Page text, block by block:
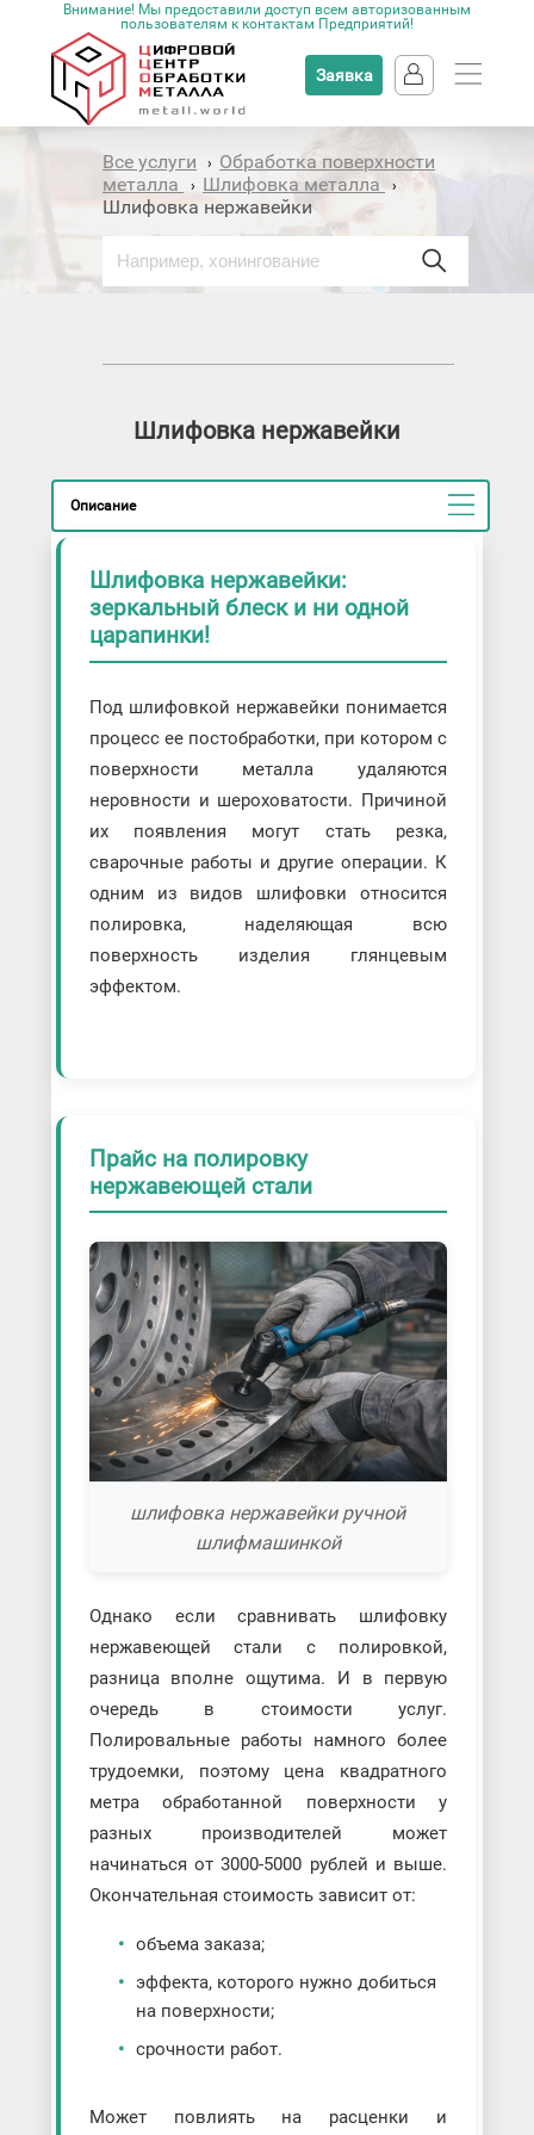
Внимание! Мы предоставили доступ всем авторизованным
пользователям к контактам Предприятий!
Заявка
Все услуги › Обработка поверхности
металла
› Шлифовка металла›
Шлифовка нержавейки
Шлифовка нержавейки
Описание
Шлифовка нержавейки:
зеркальный блеск и ни одной
царапинки!
Под шлифовкой нержавейки понимается
процесс ее постобработки, при котором с
поверхности металла удаляются
неровности и шероховатости. Причиной
их появления могут стать резка,
сварочные работы и другие операции. К
одним из видов шлифовки относится
полировка, наделяющая всю
поверхность изделия глянцевым
эффектом.
Прайс на полировку
нержавеющей стали
шлифовка нержавейки ручной
шлифмашинкой
Однако если сравнивать шлифовку
нержавеющей стали с полировкой,
разница вполне ощутима. И в первую
очередь в стоимости услуг.
Полировальные работы намного более
трудоемки, поэтому цена квадратного
метра обработанной поверхности у
разных производителей может
начинаться от 3000-5000 рублей и выше.
Окончательная стоимость зависит от:
объема заказа;
эффекта, которого нужно добиться
на поверхности;
срочности работ.
Может повлиять на расценки и